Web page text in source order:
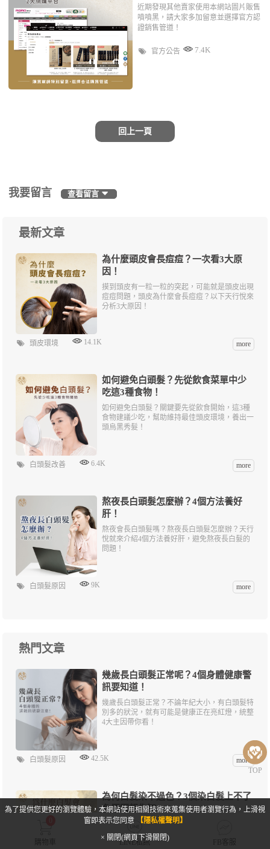
平台
近期發現其他賣家使用本網站圖片販售
噴噴黑，請大家多加留意並選擇官方認
證銷售管道！
官方公告 7.4K
回上一頁
我要留言 查看留言
最新文章
為什麼頭皮會長痘痘？一次看3大原
因！
摸到頭皮有一粒一粒的突起，可能就是頭皮出現
痘痘問題，頭皮為什麼會長痘痘？以下天行悅來
分析3大原因！
頭皮環境 14.1K more
如何避免白頭髮？先從飲食菜單中少
吃這3種食物！
如何避免白頭髮？關鍵要先從飲食開始，這3種
食物建議少吃，幫助維持最佳頭皮環境，養出一
頭烏黑秀髮！
白頭髮改善 6.4K more
熬夜長白頭髮怎麼辦？4個方法養好
肝！
熬夜會長白頭髮嗎？熬夜長白頭髮怎麼辦？天行
悅就來介紹4個方法養好肝，避免熬夜長白髮的
問題！
白頭髮原因 9K more
熱門文章
幾歲長白頭髮正常呢？4個身體健康警
訊要知道！
幾歲長白頭髮正常？不論年紀大小，有白頭髮特
別多的狀況，就有可能是健康正在亮紅燈，統整
4大主因帶你看！
白頭髮原因 42.5K more
為何白髮染不過色？3個染白髮上不了
色原因報你知
為何白髮染不過色？這和髮質或身體狀況有關係
嗎？本篇文章為你解開白髮染髮的小秘密！
為了提供您更好的瀏覽體驗，本網站使用相關技術來蒐集使用者瀏覽行為，上滑視
窗即表示您同意
【隱私權聲明】
× 關閉(網頁下滑關閉)
購物車 LINE私訊 FB客服
TOP